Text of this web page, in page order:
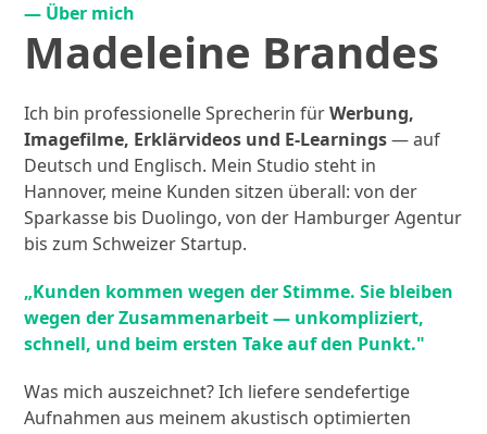
— Über mich
Madeleine Brandes
Ich bin professionelle Sprecherin fürWerbung,
Imagefilme, Erklärvideos und E-Learnings— auf
Deutsch und Englisch. Mein Studio steht in
Hannover, meine Kunden sitzen überall: von der
Sparkasse bis Duolingo, von der Hamburger Agentur
bis zum Schweizer Startup.
„Kunden kommen wegen der Stimme. Sie bleiben
wegen der Zusammenarbeit — unkompliziert,
schnell, und beim ersten Take auf den Punkt."
Was mich auszeichnet? Ich liefere sendefertige
Aufnahmen aus meinem akustisch optimierten